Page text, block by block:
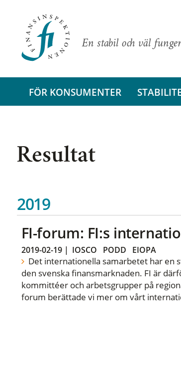
En stabil och väl
FÖR KONSUMENTER
Resultat
2019
FI-forum: FI:s
2019-02-19| IOSCO PODD EIOPA
Det internationella samarbetet har en
den svenska finansmarknaden. FI är
kommittéer och arbetsgrupper på
forum berättade vi mer om vårt